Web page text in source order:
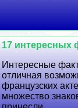
17 интересных
Интересные
отличная
французских
множество